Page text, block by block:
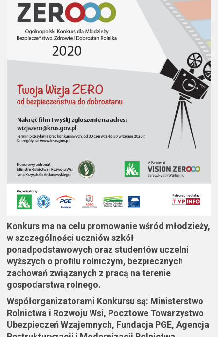
Konkurs ma na celu promowanie wśród młodzieży,
w szczególności uczniów szkół
ponadpodstawowych oraz studentów uczelni
wyższych o profilu rolniczym, bezpiecznych
zachowań związanych z pracą na terenie
gospodarstwa rolnego.
Współorganizatorami Konkursu są: Ministerstwo
Rolnictwa i Rozwoju Wsi, Pocztowe Towarzystwo
Ubezpieczeń Wzajemnych, Fundacja PGE, Agencja